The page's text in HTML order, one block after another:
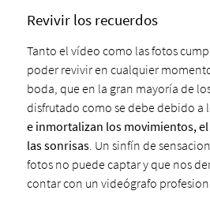
Revivir los recuerdos
Tanto el vídeo como las fotos
poder revivir en cualquier
boda, que en la gran mayoría de
disfrutado como se debe debido a
e inmortalizan los movimientos,
las sonrisas. Un sinfín de
fotos no puede captar y que nos
contar con un videógrafo